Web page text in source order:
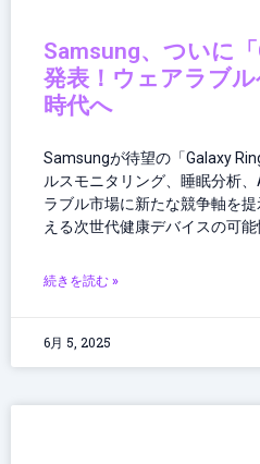
Samsung、ついに
発表！ウェアラブ
時代へ
Samsungが待望の「Galaxy
ルスモニタリング、睡眠分析
ラブル市場に新たな競争軸を
える次世代健康デバイスの可能
続きを読む »
6月 5, 2025